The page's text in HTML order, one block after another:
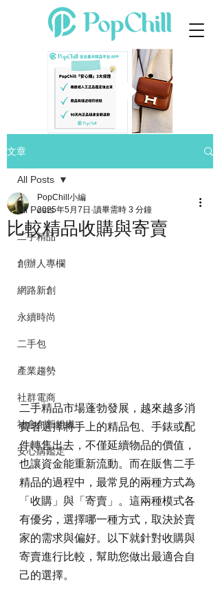
文章
All Posts
二手精品
創辦人專欄
網路新創
永續時尚
二手包
產業趨勢
社群電商
社會創新組織
安心購鑑定
All Posts
比較精品收購與寄賣
PopChill小編
2025年5月7日 讀畢需時 3 分鐘
二手精品市場蓬勃發展，越來越多消
費者選擇將手上的精品包、手錶或配
件轉售出去，不僅延續物品的價值，
也讓資金能重新流動。而在販售二手
精品的過程中，最常見的兩種方式為
「收購」與「寄賣」。這兩種模式各
有優劣，選擇哪一種方式，取決於賣
家的需求與偏好。以下就針對收購與
寄賣進行比較，幫助您做出最適合自
己的選擇。